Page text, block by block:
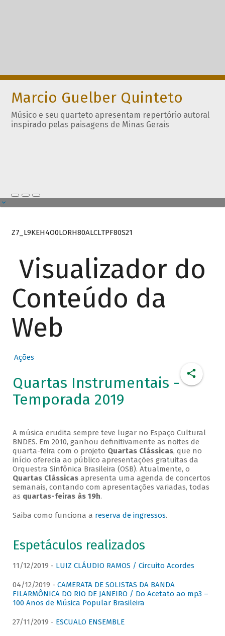
Marcio Guelber Quinteto
Músico e seu quarteto apresentam repertório autoral
inspirado pelas paisagens de Minas Gerais
Z7_L9KEH4O0LORH80ALCLTPF80S21
Visualizador do
Conteúdo da
Web
Ações
Quartas Instrumentais -
Temporada 2019
A música erudita sempre teve lugar no Espaço Cultural
BNDES. Em 2010, ganhou definitivamente as noites de
quarta-feira com o projeto Quartas Clássicas, que no
início oferecia ao público apresentações gratuitas da
Orquestra Sinfônica Brasileira (OSB). Atualmente, o
Quartas Clássicasapresenta uma agenda de concertos
semanais, contando com apresentações variadas, todas
as quartas-feiras às 19h.
Saiba como funciona a reserva de ingressos.
Espetáculos realizados
11/12/2019 - LUIZ CLÁUDIO RAMOS / Circuito Acordes
04/12/2019 - CAMERATA DE SOLISTAS DA BANDA
FILARMÔNICA DO RIO DE JANEIRO / Do Acetato ao mp3 –
100 Anos de Música Popular Brasileira
27/11/2019 - ESCUALO ENSEMBLE